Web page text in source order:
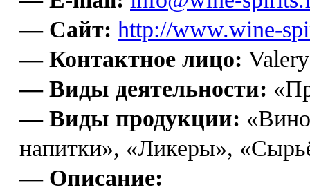
— Сайт: http://www.wine-
— Контактное лицо:
— Виды деятельности:
— Виды продукции:
напитки», «Ликеры»,
— Описание: